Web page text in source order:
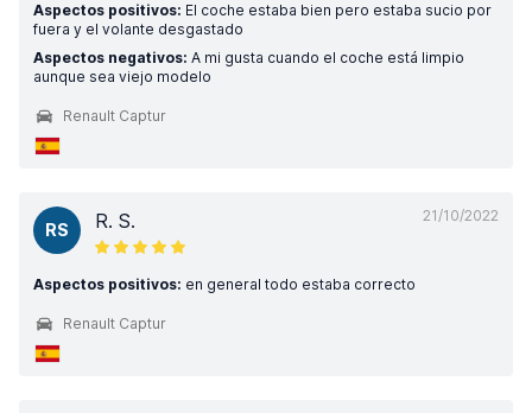
Aspectos positivos: El coche estaba bien pero estaba sucio por
fuera y el volante desgastado
Aspectos negativos: A mi gusta cuando el coche está limpio
aunque sea viejo modelo
Renault Captur
21/10/2022
RS R. S.
Aspectos positivos: en general todo estaba correcto
Renault Captur